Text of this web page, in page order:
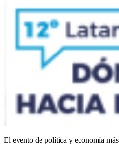
El evento de política y economía